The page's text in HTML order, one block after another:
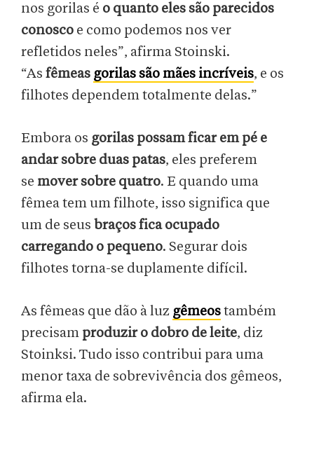
nos gorilas é o quanto eles são parecidos
conosco e como podemos nos ver
refletidos neles”, afirma Stoinski.
“As fêmeas gorilas são mães incríveis, e os
filhotes dependem totalmente delas.”
Embora os gorilas possam ficar em pé e
andar sobre duas patas, eles preferem
se mover sobre quatro. E quando uma
fêmea tem um filhote, isso significa que
um de seus braços fica ocupado
carregando o pequeno. Segurar dois
filhotes torna-se duplamente difícil.
As fêmeas que dão à luz gêmeostambém
precisam produzir o dobro de leite, diz
Stoinksi. Tudo isso contribui para uma
menor taxa de sobrevivência dos gêmeos,
afirma ela.